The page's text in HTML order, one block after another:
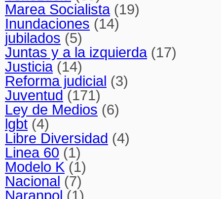
Marea Socialista(19)
Inundaciones (14)
jubilados (5)
Juntas y a la izquierda(17)
Justicia(14)
Reforma judicial (3)
Juventud (171)
Ley de Medios (6)
lgbt (4)
Libre Diversidad (4)
Linea 60 (1)
Modelo K (1)
Nacional (7)
Naranpol (1)